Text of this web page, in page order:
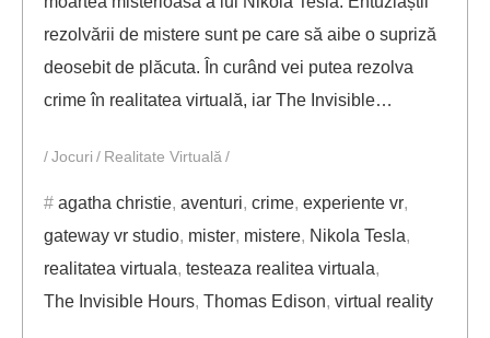
rezolvării de mistere sunt pe care să aibe o supriză
deosebit de plăcuta. În curând vei putea rezolva
crime în realitatea virtuală, iar The Invisible…
Jocuri Realitate Virtuală
agatha christie, aventuri, crime, experiente vr,
gateway vr studio, mister, mistere, Nikola Tesla,
realitatea virtuala, testeaza realitea virtuala,
The Invisible Hours, Thomas Edison, virtual reality